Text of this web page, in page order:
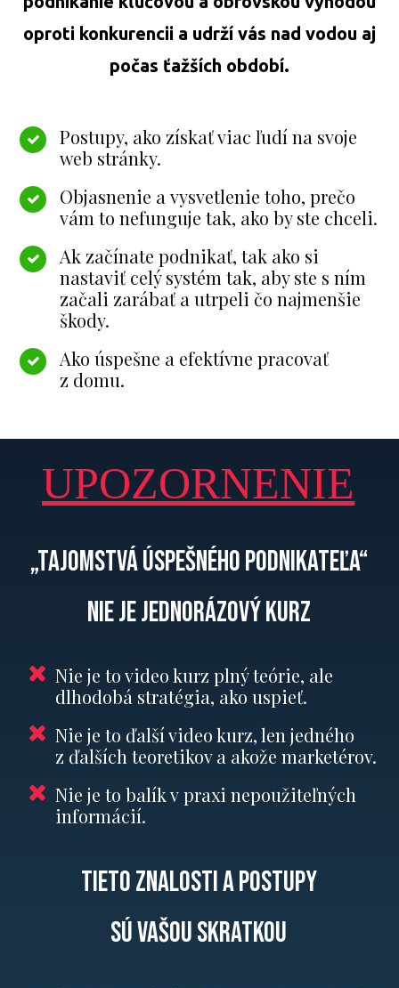
oproti konkurencii a udrží vás nad vodou aj
počas ťažších období.
Postupy, ako získať viac ľudí na svoje
web stránky.
Objasnenie a vysvetlenie toho, prečo
vám to nefunguje tak, ako by ste chceli.
Ak začínate podnikať, tak ako si
nastaviť celý systém tak, aby ste s ním
začali zarábať a utrpeli čo najmenšie
škody.
Ako úspešne a efektívne pracovať
z domu.
UPOZORNENIE
„Tajomstvá úspešného podnikateľa“
NIE JE jednorázový kurz
Nie je to video kurz plný teórie, ale
dlhodobá stratégia, ako uspieť.
Nie je to ďalší video kurz, len jedného
z ďalších teoretikov a akože marketérov.
Nie je to balík v praxi nepoužiteľných
informácií.
Tieto znalosti a postupy
sú VAŠOU SKRATKOU